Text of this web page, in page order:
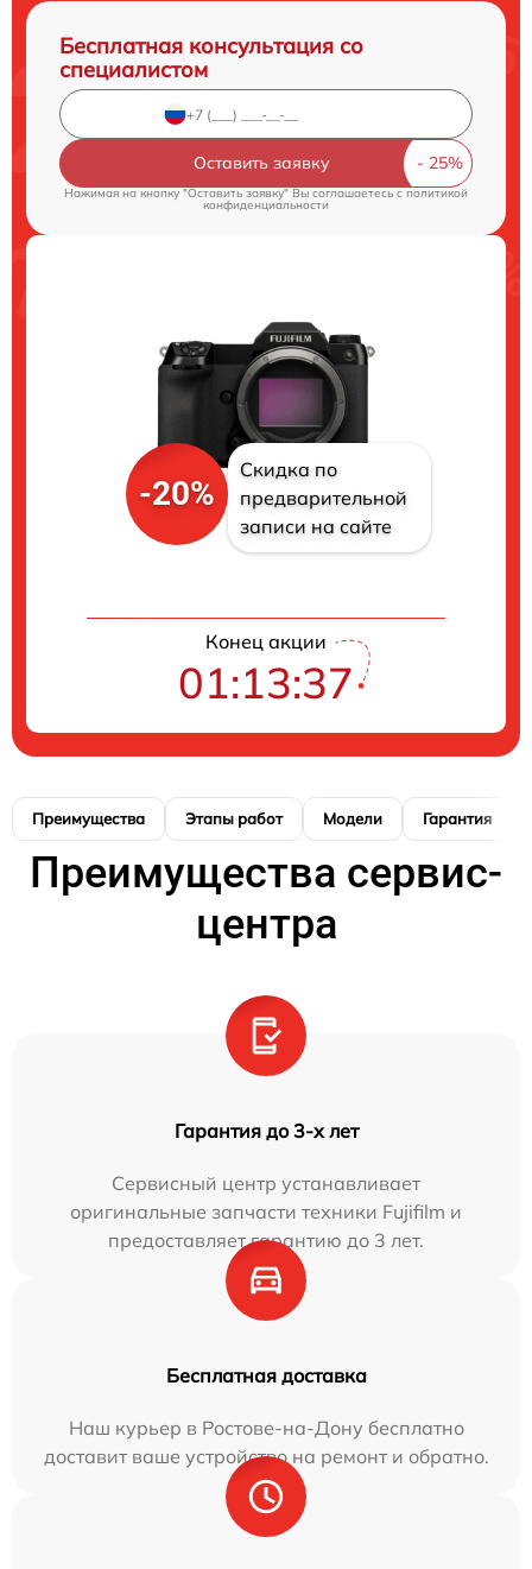
Бесплатная консультация со
специалистом
Оставить заявку
Нажимая на кнопку "Оставить заявку" Вы соглашаетесь c политикой
конфиденциальности
-20%
Скидка по
предварительной
записи на сайте
Конец акции
01:13:37
Преимущества Этапы работ Модели Гарантия
Преимущества сервис-
центра
Гарантия до 3-х лет
Сервисный центр устанавливает
оригинальные запчасти техники Fujifilm и
предоставляет гарантию до 3 лет.
Бесплатная доставка
Наш курьер в Ростове-на-Дону бесплатно
доставит ваше устройство на ремонт и обратно.